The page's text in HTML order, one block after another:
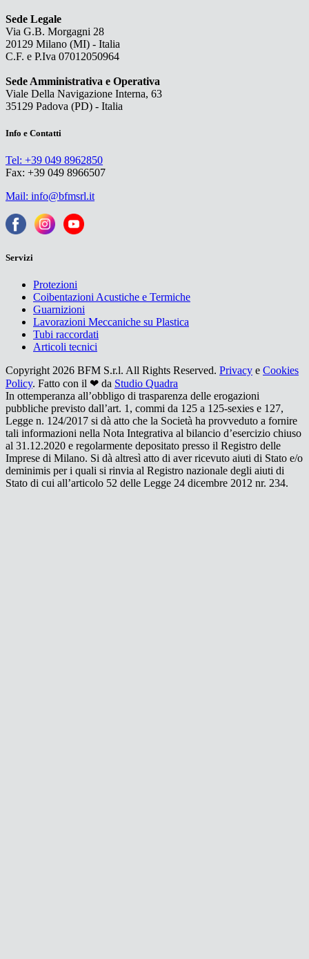
Sede Legale
Via G.B. Morgagni 28
20129 Milano (MI) - Italia
C.F. e P.Iva 07012050964
Sede Amministrativa e Operativa
Viale Della Navigazione Interna, 63
35129 Padova (PD) - Italia
Info e Contatti
Tel: +39 049 8962850
Fax: +39 049 8966507
Mail: info@bfmsrl.it
Servizi
Protezioni
Coibentazioni Acustiche e Termiche
Guarnizioni
Lavorazioni Meccaniche su Plastica
Tubi raccordati
Articoli tecnici
Copyright 2026 BFM S.r.l. All Rights Reserved. Privacy e Cookies
Policy. Fatto con il ❤ da Studio Quadra
In ottemperanza all’obbligo di trasparenza delle erogazioni
pubbliche previsto dall’art. 1, commi da 125 a 125-sexies e 127,
Legge n. 124/2017 si dà atto che la Società ha provveduto a fornire
tali informazioni nella Nota Integrativa al bilancio d’esercizio chiuso
al 31.12.2020 e regolarmente depositato presso il Registro delle
Imprese di Milano. Si dà altresì atto di aver ricevuto aiuti di Stato e/o
deminimis per i quali si rinvia al Registro nazionale degli aiuti di
Stato di cui all’articolo 52 delle Legge 24 dicembre 2012 nr. 234.